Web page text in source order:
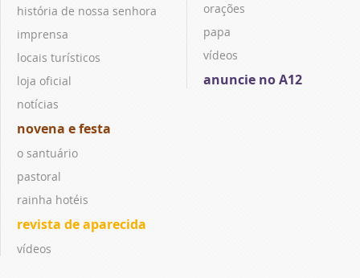
história de nossa senhora
imprensa
locais turísticos
loja oficial
notícias
novena e festa
o santuário
pastoral
rainha hotéis
revista de aparecida
vídeos
orações
papa
vídeos
anuncie no A12